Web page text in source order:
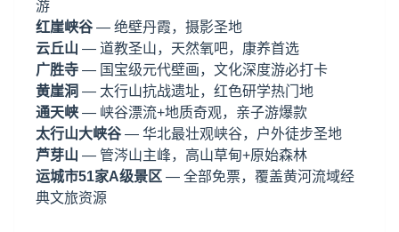
游
红崖峡谷 — 绝壁丹霞，摄影圣地
云丘山 — 道教圣山，天然氧吧，康养首选
广胜寺 — 国宝级元代壁画，文化深度游必打卡
黄崖洞 — 太行山抗战遗址，红色研学热门地
通天峡 — 峡谷漂流+地质奇观，亲子游爆款
太行山大峡谷 — 华北最壮观峡谷，户外徒步圣地
芦芽山 — 管涔山主峰，高山草甸+原始森林
运城市51家A级景区 — 全部免票，覆盖黄河流域经
典文旅资源